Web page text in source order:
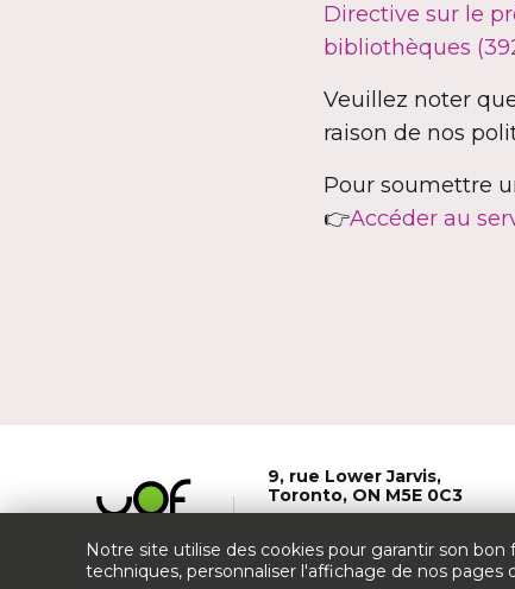
Directive sur le
bibliothèques
Veuillez noter
raison de nos
Pour soumettre
👉Accéder au
9, rue Lower Jarvis,
Toronto, ON M5E 0C3
437 291-7280
courriel@uontario.ca
Notre site utilise des cookies pour garantir son
techniques, personnaliser l'affichage de nos